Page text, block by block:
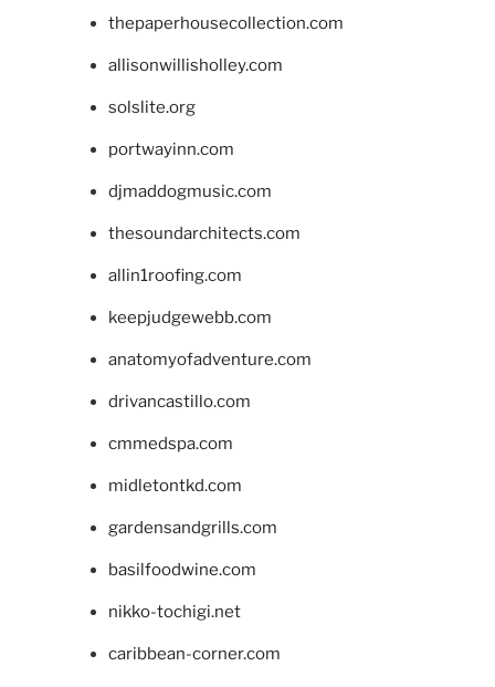
thepaperhousecollection.com
allisonwillisholley.com
solslite.org
portwayinn.com
djmaddogmusic.com
thesoundarchitects.com
allin1roofing.com
keepjudgewebb.com
anatomyofadventure.com
drivancastillo.com
cmmedspa.com
midletontkd.com
gardensandgrills.com
basilfoodwine.com
nikko-tochigi.net
caribbean-corner.com